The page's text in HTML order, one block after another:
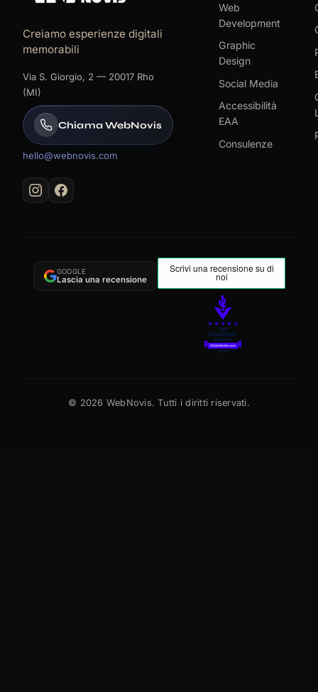
Creiamo esperienze digitali
memorabili
Via S. Giorgio, 2 — 20017 Rho
(MI)
Chiama WebNovis
hello@webnovis.com
Web
Development
Graphic
Design
Social Media
Accessibilità
EAA
Consulenze
GOOGLE
Lascia una recensione
© 2026 WebNovis. Tutti i diritti riservati.